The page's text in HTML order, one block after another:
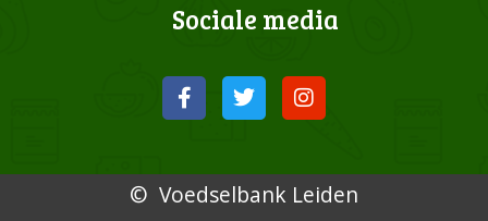
Sociale media
© Voedselbank Leiden